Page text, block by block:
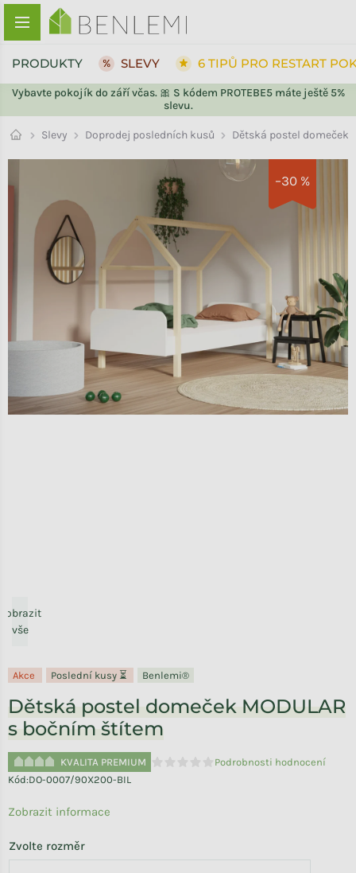
Přejít na obsah
Vybavte pokojík do září včas. 🎀 S kódem PROTEBE5 máte ještě 5%
slevu.
PRODUKTY SLEVY 6 TIPŮ PRO RESTART
Slevy Doprodej posledních kusů Dětská postel domeček
–30 %
vše
Akce Poslední kusy ⏳ Benlemi®
Dětská postel domeček MODULAR
s bočním štítem
KVALITA PREMIUM
Průměrné hodnocení produktu je
Podrobnosti hodnocení
Kód:DO-0007/90X200-BIL
Zvolte rozměr
Zobrazit informace
ZPĚT DO OBCHODU
ZPĚT DO OBCHODU